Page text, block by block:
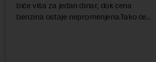
biće viša za jedan dinar, dok cena
benzina ostaje nepromenjena.Tako će